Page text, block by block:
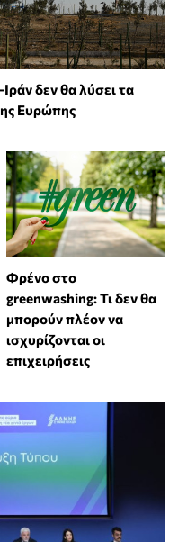
δεν θα λύσει τα
Ευρώπης
Φρένο στο
greenwashing: Τι δεν θα
μπορούν πλέον να
ισχυρίζονται οι
επιχειρήσεις